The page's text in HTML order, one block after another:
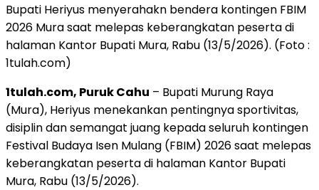
Bupati Heriyus menyerahakn bendera kontingen FBIM
2026 Mura saat melepas keberangkatan peserta di
halaman Kantor Bupati Mura, Rabu (13/5/2026). (Foto :
1tulah.com)
1tulah.com, Puruk Cahu – Bupati Murung Raya
(Mura), Heriyus menekankan pentingnya sportivitas,
disiplin dan semangat juang kepada seluruh kontingen
Festival Budaya Isen Mulang (FBIM) 2026 saat melepas
keberangkatan peserta di halaman Kantor Bupati
Mura, Rabu (13/5/2026).